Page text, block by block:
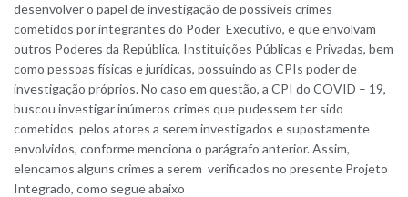
desenvolver o papel de investigação de possíveis crimes
cometidos por integrantes do Poder Executivo, e que envolvam
outros Poderes da República, Instituições Públicas e Privadas, bem
como pessoas físicas e jurídicas, possuindo as CPIs poder de
investigação próprios. No caso em questão, a CPI do COVID – 19,
buscou investigar inúmeros crimes que pudessem ter sido
cometidos pelos atores a serem investigados e supostamente
envolvidos, conforme menciona o parágrafo anterior. Assim,
elencamos alguns crimes a serem verificados no presente Projeto
Integrado, como segue abaixo